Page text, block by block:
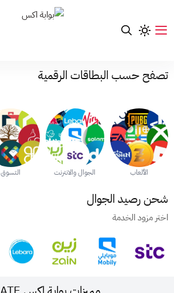
تصفح حسب البطاقات الرقمية
الألعاب الجوال والانترنت التسوق
شحن رصيد الجوال
اختر مزود الخدمة